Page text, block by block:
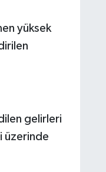
yüksek
gelirleri
üzerinde